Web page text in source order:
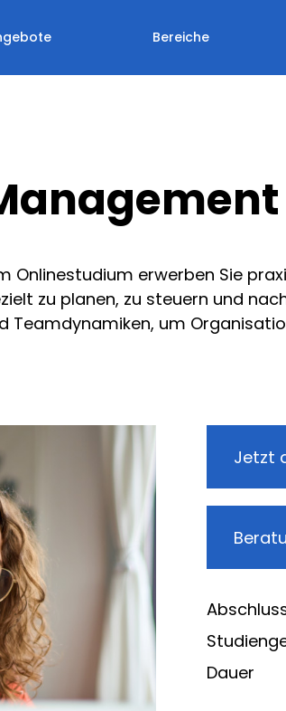
Bereiche
Onlinestudium erwerben Sie
zu planen, zu steuern und
Teamdynamiken, um
Jetzt
Dauer